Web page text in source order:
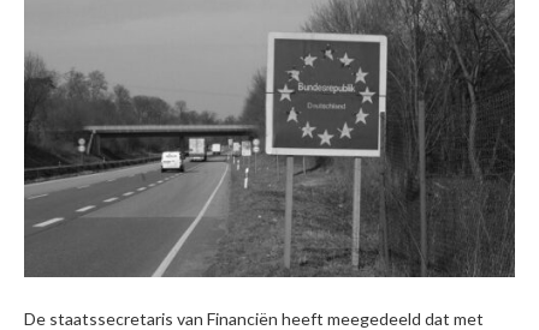
De staatssecretaris van Financiën heeft meegedeeld dat met